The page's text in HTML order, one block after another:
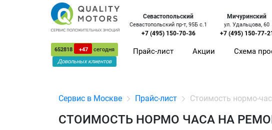
652818 +47
сегодня
Довольных клиентов
Севастопольский
Севастопольский пр-т, 95Б с.1
+7 (495) 150-70-36
Мичуринский
ул. Удальцова, 60
+7 (495) 150-77-21
Прайс-лист Акции Схема
Сервис в Москве Прайс-лист Стоимость нормо-
СТОИМОСТЬ НОРМО ЧАСА НА